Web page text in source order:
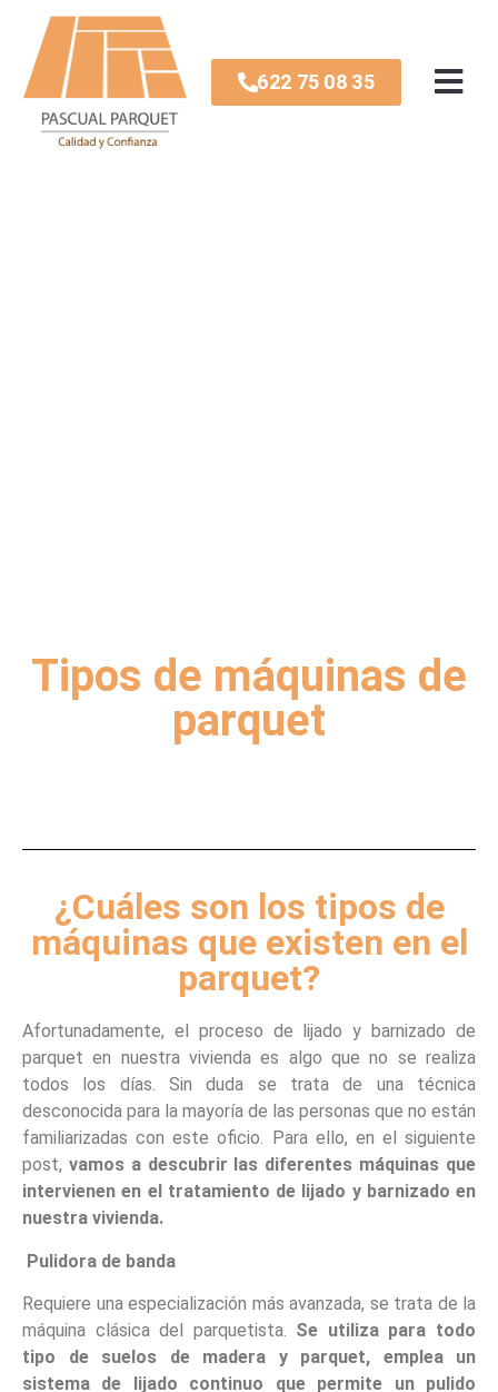
622 75 08 35
Tipos de máquinas de
parquet
¿Cuáles son los tipos de
máquinas que existen en el
parquet?
Afortunadamente, el proceso de lijado y barnizado de
parquet en nuestra vivienda es algo que no se realiza
todos los días. Sin duda se trata de una técnica
desconocida para la mayoría de las personas que no están
familiarizadas con este oficio. Para ello, en el siguiente
post, vamos a descubrir las diferentes máquinas que
intervienen en el tratamiento de lijado y barnizado en
nuestra vivienda.
Pulidora de banda
Requiere una especialización más avanzada, se trata de la
máquina clásica del parquetista. Se utiliza para todo
tipo de suelos de madera y parquet, emplea un
sistema de lijado continuo que permite un pulido